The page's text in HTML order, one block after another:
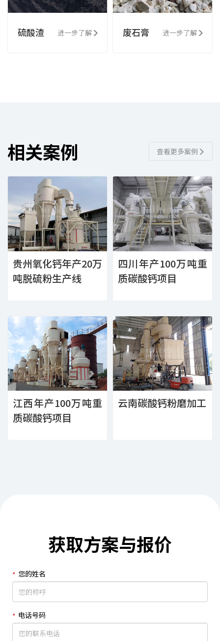
硫酸渣 进一步了解 废石膏 进一步了解
相关案例 查看更多案例
贵州氧化钙年产20万
吨脱硫粉生产线
四川年产100万吨重
质碳酸钙项目
江西年产100万吨重
质碳酸钙项目
云南碳酸钙粉磨加工
获取方案与报价
您的姓名
电话号码